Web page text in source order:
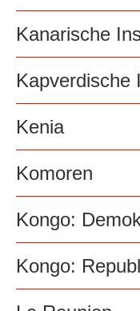
Kanarische
Kapverdische
Kenia
Komoren
Kongo:
Kongo: